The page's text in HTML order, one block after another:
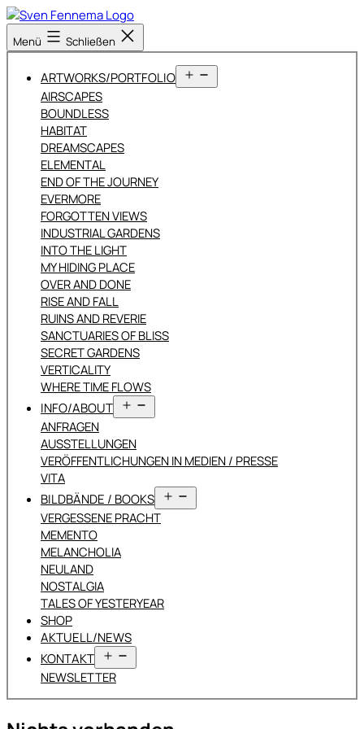
Zum
Inhalt
springen
Sven
Fennema
Menü Schließen
ARTWORKS/PORTFOLIO
öffnen
AIRSCAPES
BOUNDLESS
HABITAT
DREAMSCAPES
ELEMENTAL
END OF THE JOURNEY
EVERMORE
FORGOTTEN VIEWS
INDUSTRIAL GARDENS
INTO THE LIGHT
MY HIDING PLACE
OVER AND DONE
RISE AND FALL
RUINS AND REVERIE
SANCTUARIES OF BLISS
SECRET GARDENS
VERTICALITY
WHERE TIME FLOWS
INFO/ABOUT
öffnen
ANFRAGEN
AUSSTELLUNGEN
VERÖFFENTLICHUNGEN IN MEDIEN / PRESSE
VITA
BILDBÄNDE / BOOKS
öffnen
VERGESSENE PRACHT
MEMENTO
MELANCHOLIA
NEULAND
NOSTALGIA
TALES OF YESTERYEAR
SHOP
AKTUELL/NEWS
KONTAKT
öffnen
NEWSLETTER